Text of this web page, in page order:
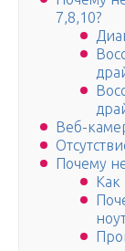
7,8,10?
Веб-
Почему
Как